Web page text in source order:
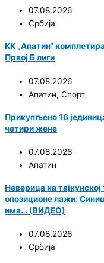
07.08.2026
Србија
KK „Апатин“
Првој Б лиги
07.08.2026
Апатин, Спорт
Прикупљено 16
четири жене
07.08.2026
Апатин
Неверица на
опозиционе лажи:
има… (ВИДЕО)
07.08.2026
Србија